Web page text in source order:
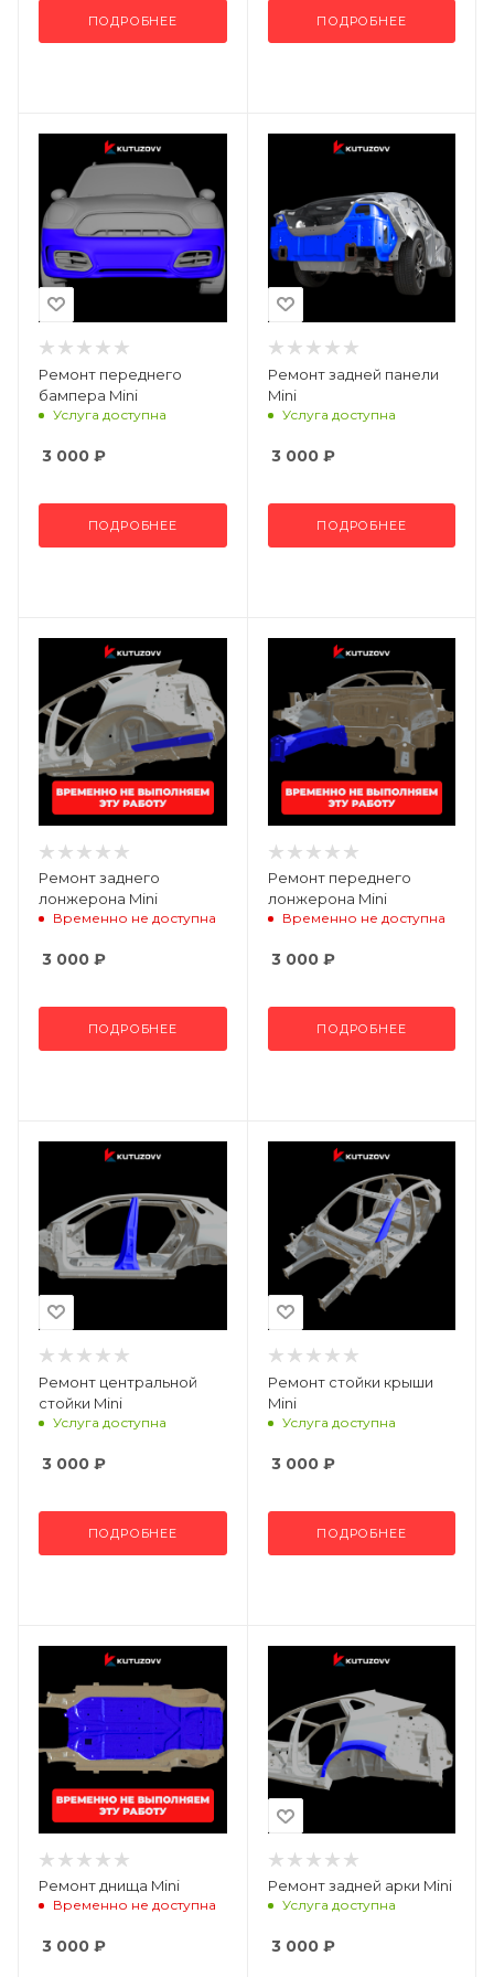
ПОДРОБНЕЕ ПОДРОБНЕЕ
Ремонт переднего
бампера Mini
Услуга доступна
3 000 ₽
ПОДРОБНЕЕ
Ремонт задней панели
Mini
Услуга доступна
3 000₽
ПОДРОБНЕЕ
Ремонт заднего
лонжерона Mini
Временно не доступна
3 000 ₽
ПОДРОБНЕЕ
Ремонт переднего
лонжерона Mini
Временно не доступна
3 000₽
ПОДРОБНЕЕ
Ремонт центральной
стойки Mini
Услуга доступна
3 000 ₽
ПОДРОБНЕЕ
Ремонт стойки крыши
Mini
Услуга доступна
3 000₽
ПОДРОБНЕЕ
Ремонт днища Mini
Временно не доступна
3 000 ₽
Ремонт задней арки Mini
Услуга доступна
3 000₽